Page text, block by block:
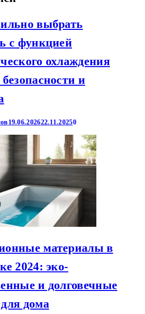
выбрать
с функцией
охлаждения
и
19.06.202622.11.20250
материалы в
2024: эко-
и долговечные
дома